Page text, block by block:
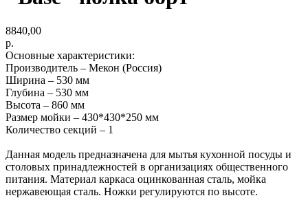
8840,00
р.
Основные характеристики:
Производитель – Мекон (Россия)
Ширина – 530 мм
Глубина – 530 мм
Высота – 860 мм
Размер мойки – 430*430*250 мм
Количество секций – 1
Данная модель предназначена для мытья кухонной посуды и
столовых принадлежностей в организациях общественного
питания. Материал каркаса оцинкованная сталь, мойка
нержавеющая сталь. Ножки регулируются по высоте.